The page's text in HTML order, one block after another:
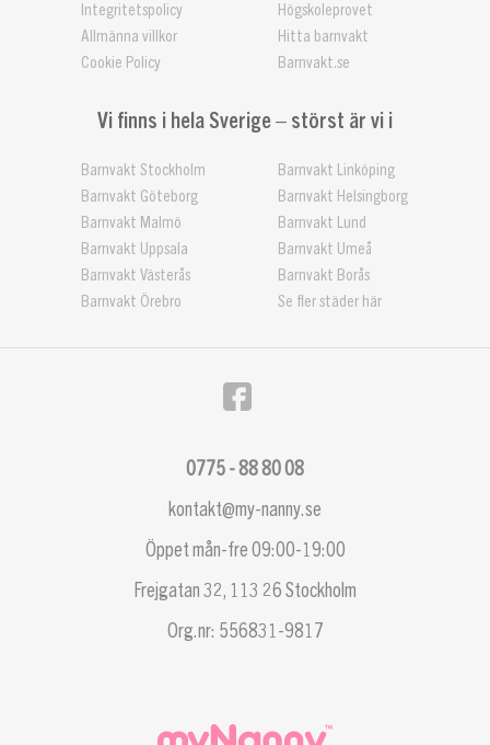
Integritetspolicy
Allmänna villkor
Cookie Policy
Högskoleprovet
Hitta barnvakt
Barnvakt.se
Vi finns i hela Sverige – störst är vi i
Barnvakt Stockholm
Barnvakt Göteborg
Barnvakt Malmö
Barnvakt Uppsala
Barnvakt Västerås
Barnvakt Örebro
Barnvakt Linköping
Barnvakt Helsingborg
Barnvakt Lund
Barnvakt Umeå
Barnvakt Borås
Se fler städer här
kontakt@my-nanny.se
0775 - 88 80 08
Öppet mån-fre 09:00-19:00
Frejgatan 32, 113 26 Stockholm
Org.nr: 556831-9817